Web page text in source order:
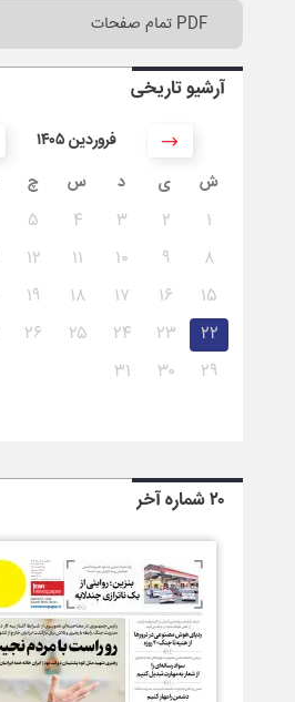
PDF تمام صفحات
آرشیو تاریخی
۱۴۰۵ فروردین
ش
ی د س چ
۱ ۲ ۳ ۴ ۵
۸
۹ ۱۰ ۱۱ ۱۲
۱۵
۱۶ ۱۷ ۱۸ ۱۹
۲۲
۲۳ ۲۴ ۲۵ ۲۶
۲۹
۳۰ ۳۱
۲۰ شماره آخر